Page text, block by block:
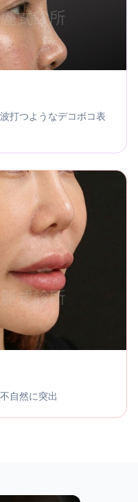
打つようなデコボコ表
自然に突出